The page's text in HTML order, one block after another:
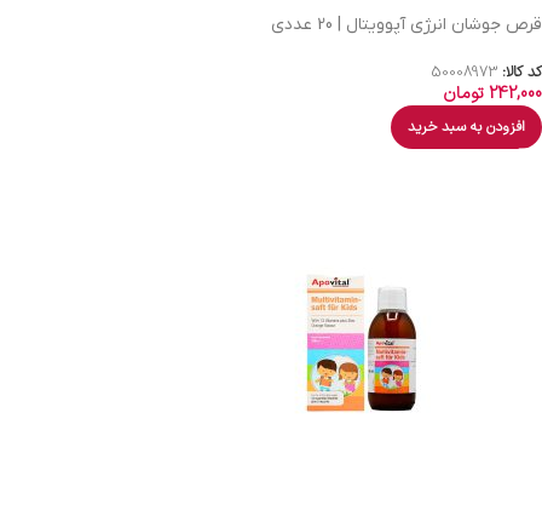
قرص جوشان انرژی آپوویتال | 20 عددی
کد کالا: 50008973
242,000تومان
افزودن به سبد خرید